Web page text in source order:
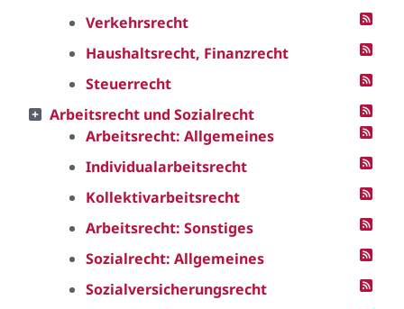
Verkehrsrecht
Haushaltsrecht, Finanzrecht
Steuerrecht
Arbeitsrecht und Sozialrecht
Arbeitsrecht: Allgemeines
Individualarbeitsrecht
Kollektivarbeitsrecht
Arbeitsrecht: Sonstiges
Sozialrecht: Allgemeines
Sozialversicherungsrecht